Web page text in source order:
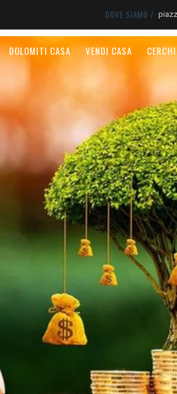
DOVE SIAMO /
DOLOMITI CASA VENDI CASA